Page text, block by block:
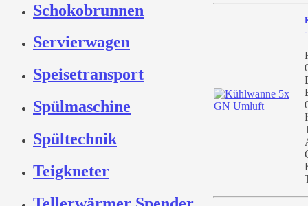
Schokobrunnen
Servierwagen
Speisetransport
Spülmaschine
Spültechnik
Teigkneter